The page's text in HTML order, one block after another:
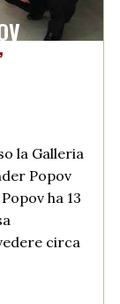
la Galleria
Popov
ha 13
circa